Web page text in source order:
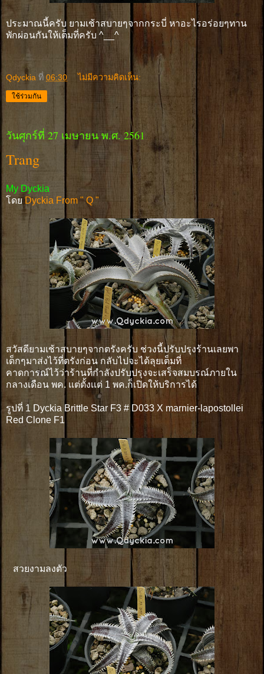
ประมาณนี้ครับ ยามเช้าสบายๆจากกระบี่ หาอะไรอร่อยๆทาน
พักผ่อนกันให้เต็มที่ครับ ^__^
Qdyckia ที่ 06:30 ไม่มีความคิดเห็น:
ใช้ร่วมกัน
วันศุกร์ที่ 27 เมษายน พ.ศ. 2561
Trang
My Dyckia
โดยDyckia From " Q "
สวัสดียามเช้าสบายๆจากตรังครับ ช่วงนี้ปรับปรุงร้านเลยพา
เด็กๆมาส่งไว้ที่ตรังก่อน กลับไปจะได้ลุยเต็มที่
คาดการณ์ไว้ว่าร้านที่กำลังปรับปรุงจะเสร็จสมบรณ์ภายใน
กลางเดือน พค. แต่ตั้งเเต่ 1 พค.ก็เปิดให้บริการได้
รูปที่ 1 Dyckia Brittle Star F3 # D033 X marnier-lapostollei
Red Clone F1
สวยงามลงตัว